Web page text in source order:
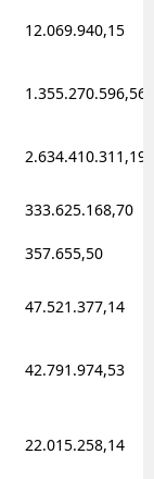
12.069.940,15
1.355.270.596,56
2.634.410.311,19
333.625.168,70
357.655,50
47.521.377,14
42.791.974,53
22.015.258,14